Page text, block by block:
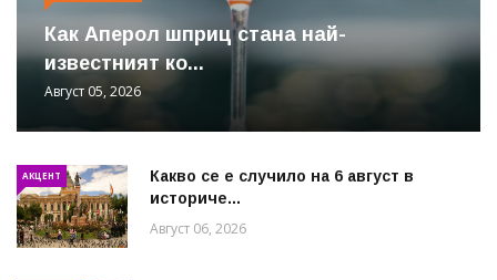
Как Аперол шприц стана най-
известният ко...
Август 05, 2026
АКЦЕНТ
Какво се е случило на 6 август в
историче...
Август 06, 2026